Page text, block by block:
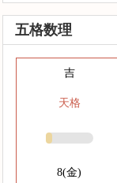
五格数理
吉
天格
8(金)